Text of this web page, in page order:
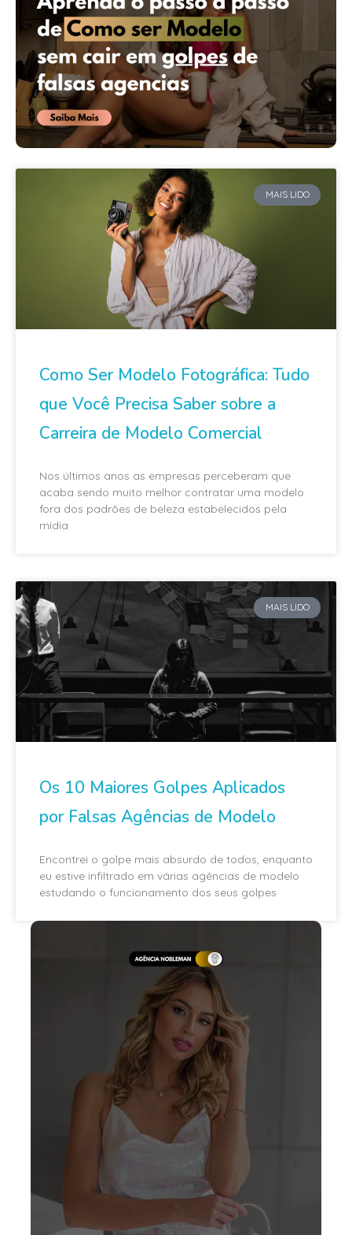
MAIS LIDO
Como Ser Modelo Fotográfica: Tudo
que Você Precisa Saber sobre a
Carreira de Modelo Comercial
Nos últimos anos as empresas perceberam que
acaba sendo muito melhor contratar uma modelo
fora dos padrões de beleza estabelecidos pela
mídia
MAIS LIDO
Os 10 Maiores Golpes Aplicados
por Falsas Agências de Modelo
Encontrei o golpe mais absurdo de todos, enquanto
eu estive infiltrado em várias agências de modelo
estudando o funcionamento dos seus golpes